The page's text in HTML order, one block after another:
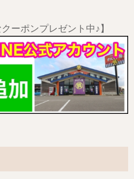
ーポンプレゼント中♪】